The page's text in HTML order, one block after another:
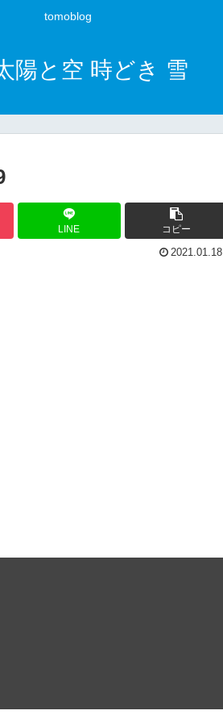
tomoblog
陽と空 時どき 雪
LINE コピー
2021.01.18